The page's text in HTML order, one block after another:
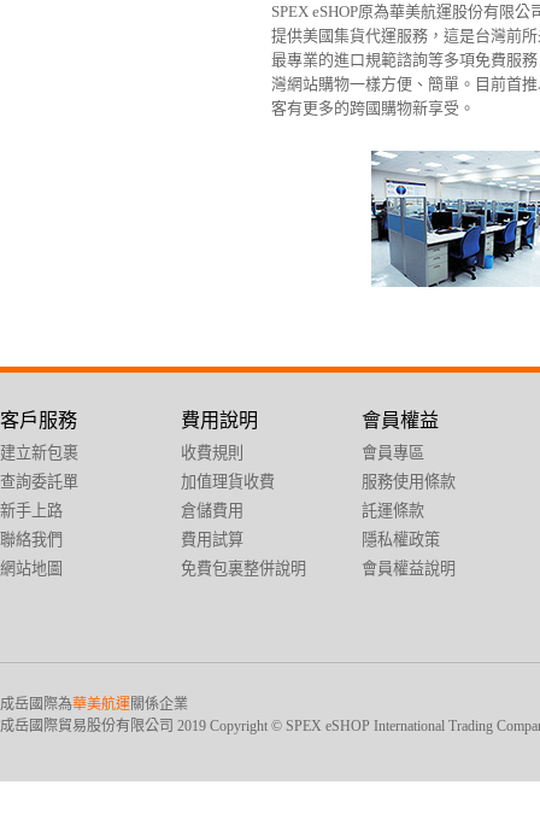
SPEX eSHOP原為華美航運股份有限
提供美國集貨代運服務，這是台灣前
最專業的進口規範諮詢等多項免費服
灣網站購物一樣方便、簡單。目前首
客有更多的跨國購物新享受。
客戶服務
建立新包裹
查詢委託單
新手上路
聯絡我們
網站地圖
費用說明
收費規則
加值理貨收費
倉儲費用
費用試算
免費包裏整併說明
會員權益
會員專區
服務使用條款
託運條款
隱私權政策
會員權益說明
成岳國際為華美航運關係企業
成岳國際貿易股份有限公司 2019 Copyright © SPEX eSHOP International Trading